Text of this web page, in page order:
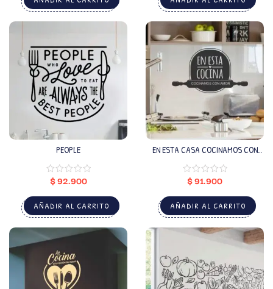
PEOPLE
$92.900
AÑADIR AL CARRITO
EN ESTA CASA COCINAMOS CON
$91.900
AÑADIR AL CARRITO